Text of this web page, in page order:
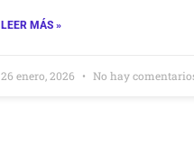
LEER MÁS »
26 enero, 2026 No hay